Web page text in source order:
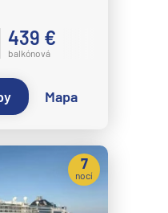
439 €
balkónová
Mapa
7
nocí